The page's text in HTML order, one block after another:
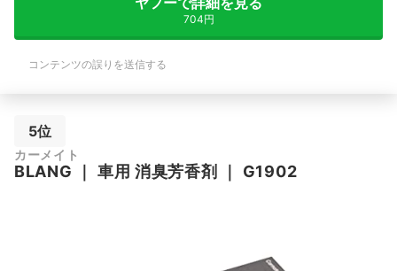
704円
コンテンツの誤りを送信する
5位
カーメイト
BLANG ｜ 車用 消臭芳香剤 ｜ G1902